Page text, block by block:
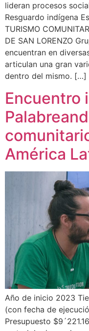
lideran procesos
Resguardo indígena
TURISMO
DE SAN LORENZO
encuentran en
articulan una gran
dentro del mismo. […]
Encuentro
América
Año de inicio 2023
(con fecha de
Presupuesto